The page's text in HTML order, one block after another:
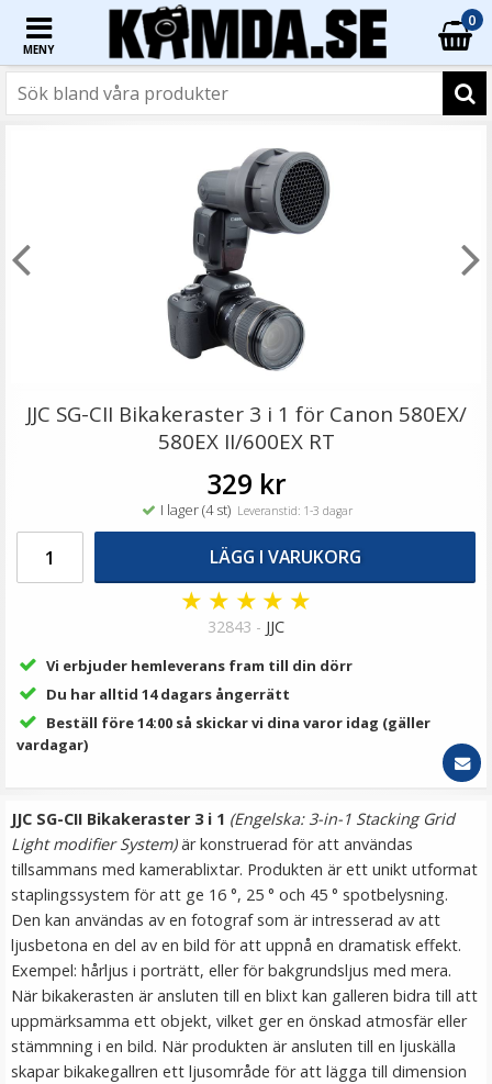
MENY
0
Puluz 20cm Vikbar octangle softbox för Speedlight
119 kr
LÄGG I VARUKORG
Ulanzi Mobilhållare svart i aluminium
★★★★★
199 kr
LÄGG I VARUKORG
JJC SG-CII Bikakeraster 3 i 1 för Canon 580EX/
580EX II/600EX RT
329 kr
I lager (4 st) Leveranstid: 1-3 dagar
LÄGG I VARUKORG
★ ★ ★ ★ ★
32843 - JJC
Vi erbjuder hemleverans fram till din dörr
Du har alltid 14 dagars ångerrätt
Beställ före 14:00 så skickar vi dina varor idag (gäller
vardagar)
JJC SG-CII Bikakeraster 3 i 1 (Engelska: 3-in-1 Stacking Grid
Light modifier System) är konstruerad för att användas
tillsammans med kamerablixtar. Produkten är ett unikt utformat
staplingssystem för att ge 16 °, 25 ° och 45 ° spotbelysning.
Den kan användas av en fotograf som är intresserad av att
ljusbetona en del av en bild för att uppnå en dramatisk effekt.
Exempel: hårljus i porträtt, eller för bakgrundsljus med mera.
När bikakerasten är ansluten till en blixt kan galleren bidra till att
uppmärksamma ett objekt, vilket ger en önskad atmosfär eller
stämmning i en bild. När produkten är ansluten till en ljuskälla
skapar bikakegallren ett ljusområde för att lägga till dimension